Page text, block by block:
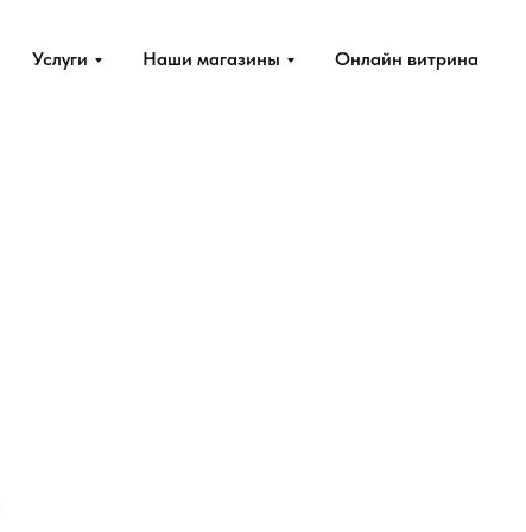
Услуги Наши магазины Онлайн витрина